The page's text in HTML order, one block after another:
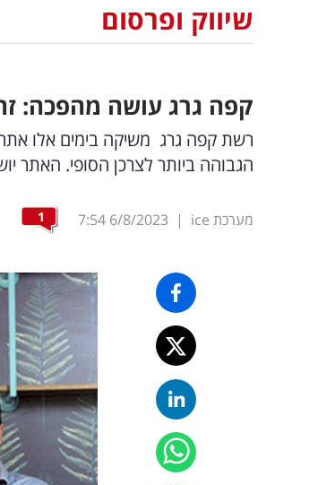
שיווק ופרסום
קפה גרג עושה מהפכה:
רשת קפה גרג משיקה בימים אלו
הגבוהה ביותר לצרכן הסופי. האתר יושק
מערכת ice |
6/8/2023
7:54
1